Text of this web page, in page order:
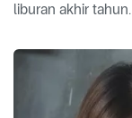
liburan akhir